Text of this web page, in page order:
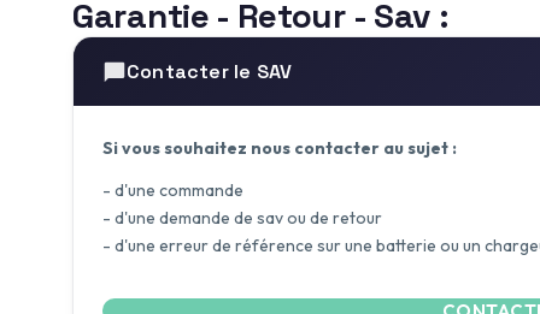
Garantie - Retour - Sav :
Contacter le SAV
Si vous souhaitez nous contacter au sujet :
- d'une commande
- d'une demande de sav ou de retour
- d'une erreur de référence sur une batterie ou un